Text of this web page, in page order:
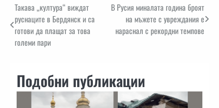
Навигация
Такава „култура“ виждат
руснаците в Бердянск и са
готови да плащат за това
големи пари
​В Русия миналата година броят
на мъжете с увреждания е
нараснал с рекордни темпове
Подобни публикации